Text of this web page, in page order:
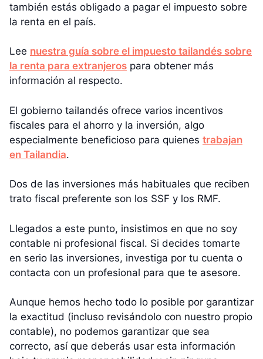
también estás obligado a pagar el impuesto sobre
la renta en el país.
Lee nuestra guía sobre el impuesto tailandés sobre
la renta para extranjeros para obtener más
información al respecto.
El gobierno tailandés ofrece varios incentivos
fiscales para el ahorro y la inversión, algo
especialmente beneficioso para quienes trabajan
en Tailandia.
Dos de las inversiones más habituales que reciben
trato fiscal preferente son los SSF y los RMF.
Llegados a este punto, insistimos en que no soy
contable ni profesional fiscal. Si decides tomarte
en serio las inversiones, investiga por tu cuenta o
contacta con un profesional para que te asesore.
Aunque hemos hecho todo lo posible por garantizar
la exactitud (incluso revisándolo con nuestro propio
contable), no podemos garantizar que sea
correcto, así que deberás usar esta información